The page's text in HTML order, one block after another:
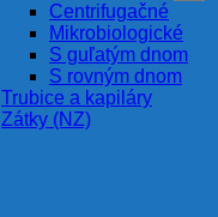
Centrifugačné
Mikrobiologické
S guľatým dnom
S rovným dnom
Trubice a kapiláry
Zátky (NZ)